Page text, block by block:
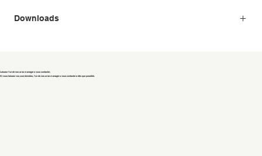
Downloads
Laissez l'un de nos area managers vous contacter.
Si vous laissez vos coordonnées, l'un de nos area managers vous contactera dès que possible.